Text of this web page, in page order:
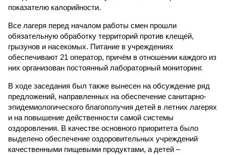
показателю калорийности.
Все лагеря перед началом работы смен прошли
обязательную обработку территорий против клещей,
грызунов и насекомых. Питание в учреждениях
обеспечивают 21 оператор, причём в отношении каждого из
них организован постоянный лабораторный мониторинг.
В ходе заседания был также вынесен на обсуждение ряд
предложений, направленных на обеспечение санитарно-
эпидемиологического благополучия детей в летних лагерях
и на повышение действенности самой системы
оздоровления. В качестве основного приоритета было
выделено обеспечение оздоровительных учреждений
качественными пищевыми продуктами, а детей –